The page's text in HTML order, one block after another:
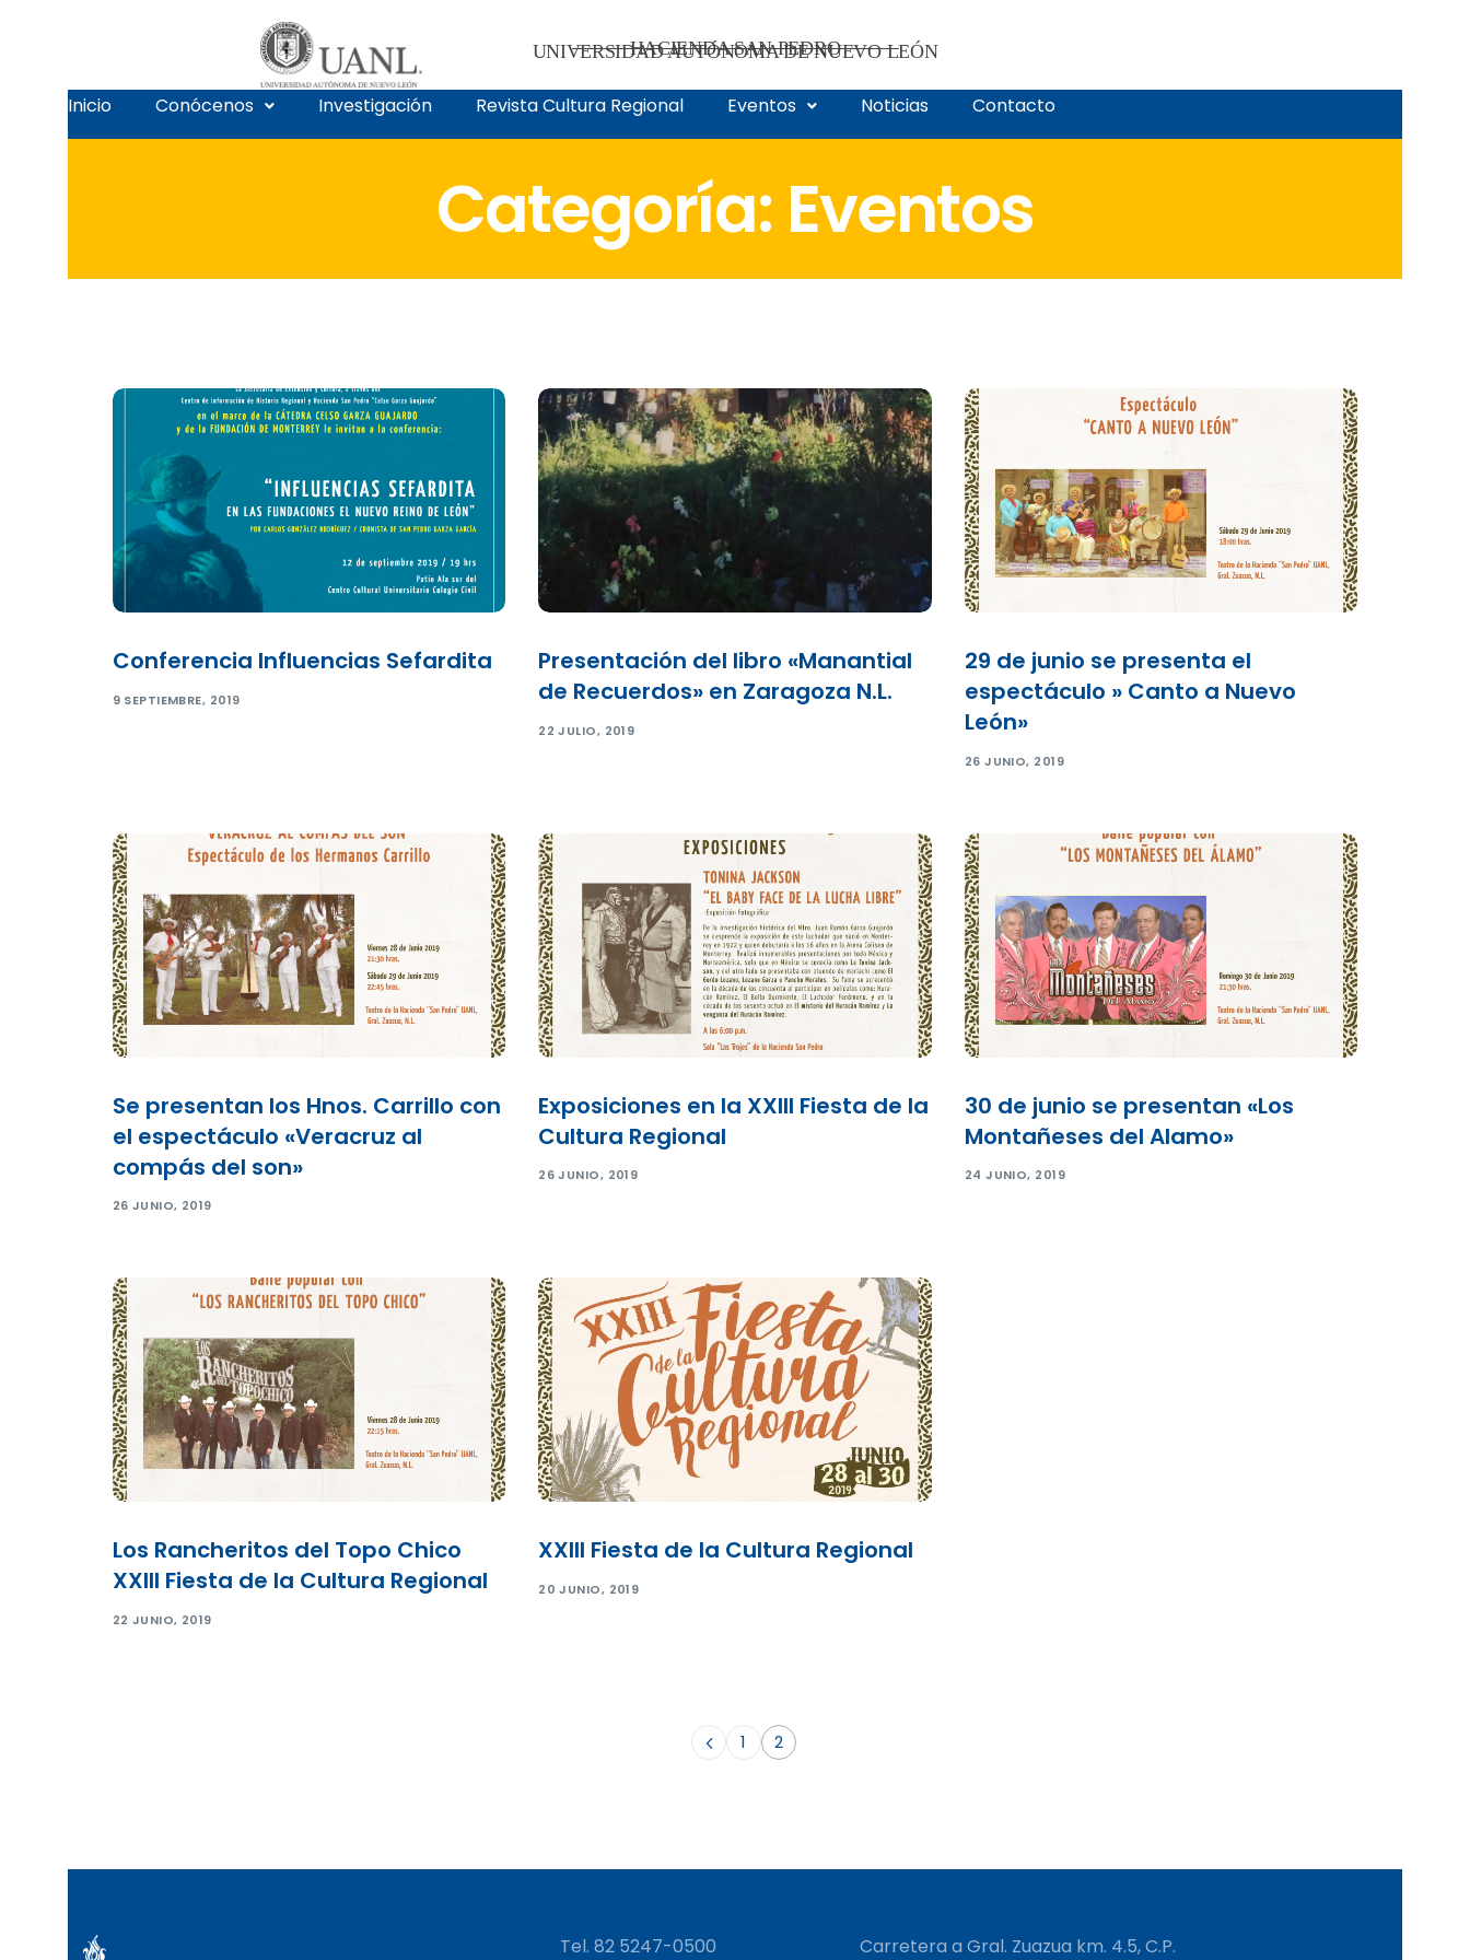
UNIVERSIDAD AUTÓNOMA DE NUEVO LEÓN
HACIENDA SAN PEDRO
Inicio Conócenos Investigación Revista Cultura Regional Eventos Noticias Contacto
Categoría: Eventos
Conferencia Influencias Sefardita
9 SEPTIEMBRE, 2019
Presentación del libro «Manantial
de Recuerdos» en Zaragoza N.L.
22 JULIO, 2019
29 de junio se presenta el
espectáculo » Canto a Nuevo
León»
26 JUNIO, 2019
Se presentan los Hnos. Carrillo con
el espectáculo «Veracruz al
compás del son»
26 JUNIO, 2019
Exposiciones en la XXIII Fiesta de la
Cultura Regional
26 JUNIO, 2019
30 de junio se presentan «Los
Montañeses del Alamo»
24 JUNIO, 2019
Los Rancheritos del Topo Chico
XXIII Fiesta de la Cultura Regional
22 JUNIO, 2019
XXIII Fiesta de la Cultura Regional
20 JUNIO, 2019
1 2
Tel. 82 5247-0500
Carretera a Gral. Zuazua km. 4.5, C.P.